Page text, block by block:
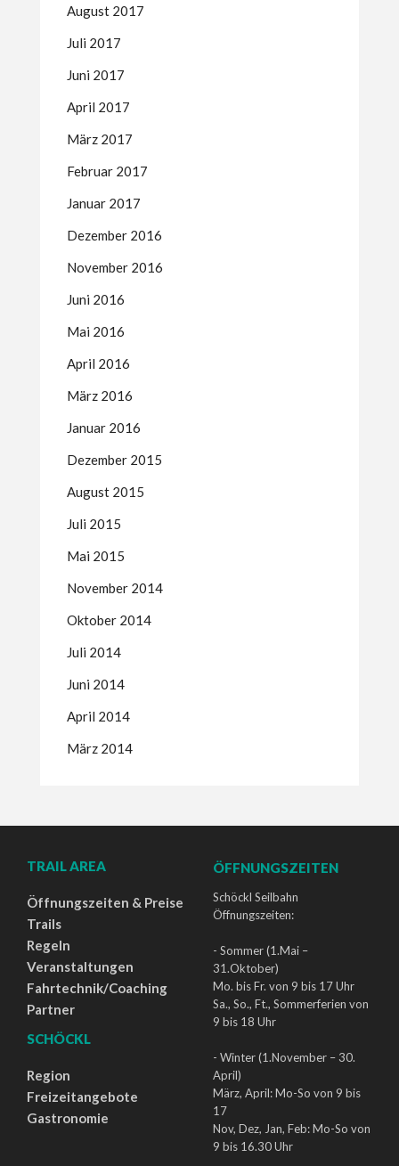
August 2017
Juli 2017
Juni 2017
April 2017
März 2017
Februar 2017
Januar 2017
Dezember 2016
November 2016
Juni 2016
Mai 2016
April 2016
März 2016
Januar 2016
Dezember 2015
August 2015
Juli 2015
Mai 2015
November 2014
Oktober 2014
Juli 2014
Juni 2014
April 2014
März 2014
TRAIL AREA
Öffnungszeiten & Preise
Trails
Regeln
Veranstaltungen
Fahrtechnik/Coaching
Partner
SCHÖCKL
Region
Freizeitangebote
Gastronomie
ÖFFNUNGSZEITEN
Schöckl Seilbahn
Öffnungszeiten:
- Sommer (1.Mai –
31.Oktober)
Mo. bis Fr. von 9 bis 17 Uhr
Sa., So., Ft., Sommerferien von
9 bis 18 Uhr
- Winter (1.November – 30.
April)
März, April: Mo-So von 9 bis
17
Nov, Dez, Jan, Feb: Mo-So von
9 bis 16.30 Uhr